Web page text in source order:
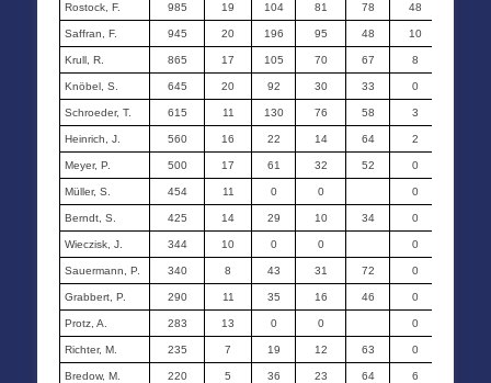
Rostock, F. 985 19 104 81 78 48
Saffran, F. 945 20 196 95 48 10
Krull, R. 865 17 105 70 67 8
Knöbel, S. 645 20 92 30 33 0
Schroeder, T. 615 11 130 76 58 3
Heinrich, J. 560 16 22 14 64 2
Meyer, P. 500 17 61 32 52 0
Müller, S. 454 11 0 0 0
Berndt, S. 425 14 29 10 34 0
Wieczisk, J. 344 10 0 0 0
Sauermann, P. 340 8 43 31 72 0
Grabbert, P. 290 11 35 16 46 0
Protz, A. 283 13 0 0 0
Richter, M. 235 7 19 12 63 0
Bredow, M. 220 5 36 23 64 6